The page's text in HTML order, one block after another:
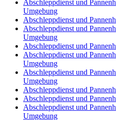
Abschleppdienst und
Umgebung
Abschleppdienst und
Abschleppdienst und
Umgebung
Abschleppdienst und
Abschleppdienst und
Umgebung
Abschleppdienst und
Umgebung
Abschleppdienst und
Abschleppdienst und
Abschleppdienst und
Umgebung